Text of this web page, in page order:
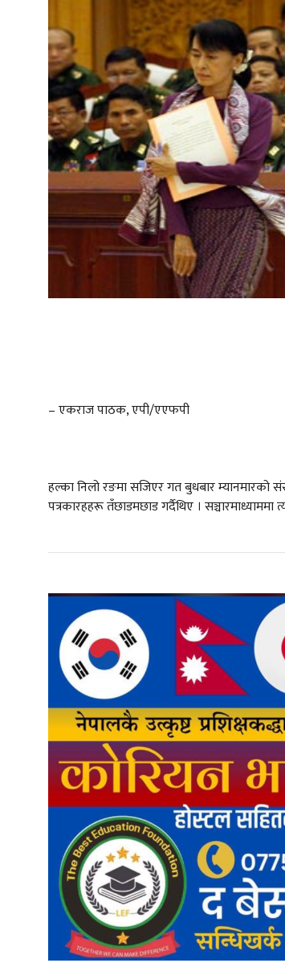
– एकराज पाठक, एपी/एएफपी
हल्का निलो रङमा सजिएर गत बुधबार म्यानमारको
पत्रकारहहरू तँछाडमछाड गर्दैथिए ।